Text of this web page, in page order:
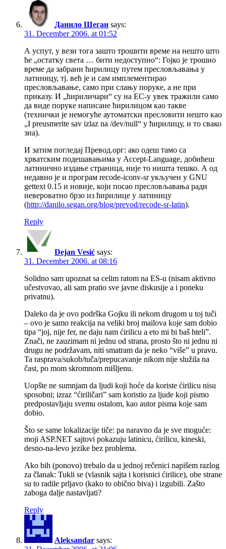
Данило Шеган says:
31. December 2006. at 01:52
А успут, у вези тога зашто трошити време на нешто што
ће „остатку света … бити недоступно“: Гојко је трошио
време да забрани ћирилицу путем пресловљавања у
латиницу, тј. већ је и сам имплементирао
пресловљавање, само при слању поруке, а не при
приказу. И „ћириличари“ су на ЕС-у увек тражили само
да виде поруке написане ћирилицом као такве
(технички је немогуће аутоматски пресловити нешто као
„I preusmerite sav izlaz na /dev/null“ у ћирилицу, и то свако
зна).
И затим погледај Превод.орг: ако одеш тамо са
хрватским подешавањима у Accept-Language, добићеш
латинично издање страница, није то ништа тешко. А од
недавно је и програм recode-iconv-sr укључен у GNU
gettext 0.15 и новије, који посао пресловљавања ради
невероватно брзо из ћирилице у латиницу
(http://danilo.segan.org/blog/prevod/recode-sr-latin).
Reply
Dejan Vesić says:
31. December 2006. at 08:16
Solidno sam upoznat sa celim ratom na ES-u (nisam aktivno
učestvovao, ali sam pratio sve javne diskusije a i poneku
privatnu).
Daleko da je ovo podrška Gojku ili nekom drugom u toj tuči
– ovo je samo reakcija na veliki broj mailova koje sam dobio
tipa “joj, nije fer, ne daju nam ćirilicu a eto mi bi baš hteli”.
Znači, ne zauzimam ni jednu od strana, prosto što ni jednu ni
drugu ne podržavam, niti smatram da je neko “više” u pravu.
Ta rasprava/sukob/tuča/prepucavanje nikom nije služila na
čast, po mom skromnom mišljenu.
Uopšte ne sumnjam da ljudi koji hoće da koriste ćirilicu nisu
sposobni; izraz “ćiriličari” sam koristio za ljude koji pismo
predpostavljaju svemu ostalom, kao autor pisma koje sam
dobio.
Što se same lokalizacije tiče: pa naravno da je sve moguće:
moji ASP.NET sajtovi pokazuju latinicu, ćirilicu, kineski,
desno-na-levo jezike bez problema.
Ako bih (ponovo) trebalo da u jednoj rečenici napišem razlog
za članak: Tukli se (vlasnik sajta i korisnici ćirilice), obe strane
su to radile prljavo (kako to obično biva) i izgubili. Zašto
zaboga dalje nastavljati?
Reply
Aleksandar says: